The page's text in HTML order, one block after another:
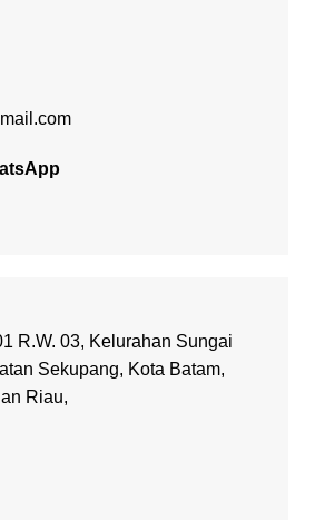
R.W. 03, Kelurahan Sungai
Sekupang, Kota Batam,
Riau,